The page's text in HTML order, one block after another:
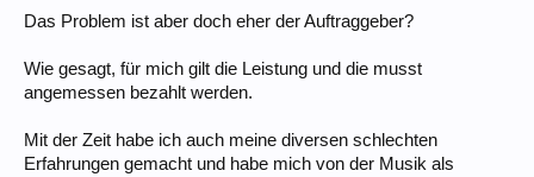
Das Problem ist aber doch eher der Auftraggeber?
Wie gesagt, für mich gilt die Leistung und die musst
angemessen bezahlt werden.
Mit der Zeit habe ich auch meine diversen schlechten
Erfahrungen gemacht und habe mich von der Musik als